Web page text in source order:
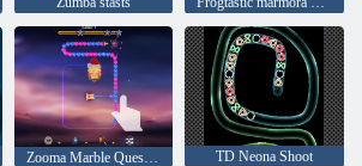
Zooma Marble Quest 3d TD Neona Shoot